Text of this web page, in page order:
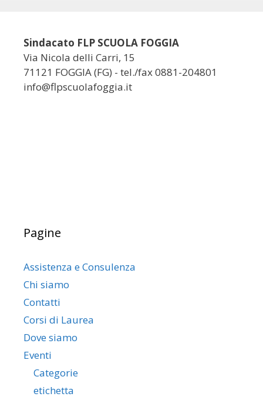
Sindacato FLP SCUOLA FOGGIA
Via Nicola delli Carri, 15
71121 FOGGIA (FG) - tel./fax 0881-204801
info@flpscuolafoggia.it
Pagine
Assistenza e Consulenza
Chi siamo
Contatti
Corsi di Laurea
Dove siamo
Eventi
Categorie
etichetta